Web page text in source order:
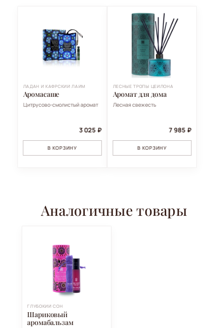
ЛАДАН И КАФРСКИЙ ЛАЙМ
Аромасаше
Цитрусово-смолистый аромат
3 025 ₽
В КОРЗИНУ
ЛЕСНЫЕ ТРОПЫ ЦЕЙЛОНА
Аромат для дома
Лесная свежесть
7 985 ₽
В КОРЗИНУ
Аналогичные товары
ГЛУБОКИЙ СОН
Шариковый
аромабальзам